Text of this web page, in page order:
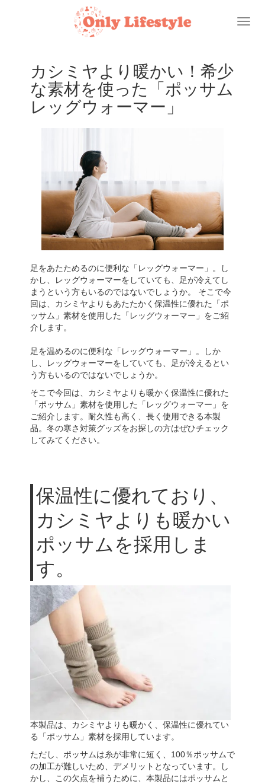
Toggle
カシミヤより暖かい！希少
な素材を使った「ポッサム
レッグウォーマー」
足をあたためるのに便利な「レッグウォーマー」。し
かし、レッグウォーマーをしていても、足が冷えてし
まうという方もいるのではないでしょうか。 そこで今
回は、カシミヤよりもあたたかく保温性に優れた「ポ
ッサム」素材を使用した「レッグウォーマー」をご紹
介します。
足を温めるのに便利な「レッグウォーマー」。しか
し、レッグウォーマーをしていても、足が冷えるとい
う方もいるのではないでしょうか。
そこで今回は、カシミヤよりも暖かく保温性に優れた
「ポッサム」素材を使用した「レッグウォーマー」を
ご紹介します。耐久性も高く、長く使用できる本製
品。冬の寒さ対策グッズをお探しの方はぜひチェック
してみてください。
保温性に優れており、
カシミヤよりも暖かい
ポッサムを採用しま
す。
本製品は、カシミヤよりも暖かく、保温性に優れてい
る「ポッサム」素材を採用しています。
ただし、ポッサムは糸が非常に短く、100％ポッサムで
の加工が難しいため、デメリットとなっています。し
かし、この欠点を補うために、本製品にはポッサムと